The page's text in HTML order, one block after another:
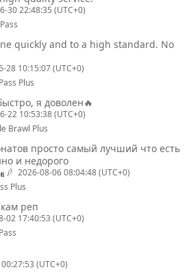
30 22:48:35 (UTC+0)
quickly and to a high standard. No
28 10:15:07 (UTC+0)
Plus
я доволен🔥
22 10:53:38 (UTC+0)
Brawl Plus
просто самый лучший что есть
и недорого
𓆪 2026-08-06 08:04:48 (UTC+0)
Plus
реп
02 17:40:53 (UTC+0)
(UTC+0)